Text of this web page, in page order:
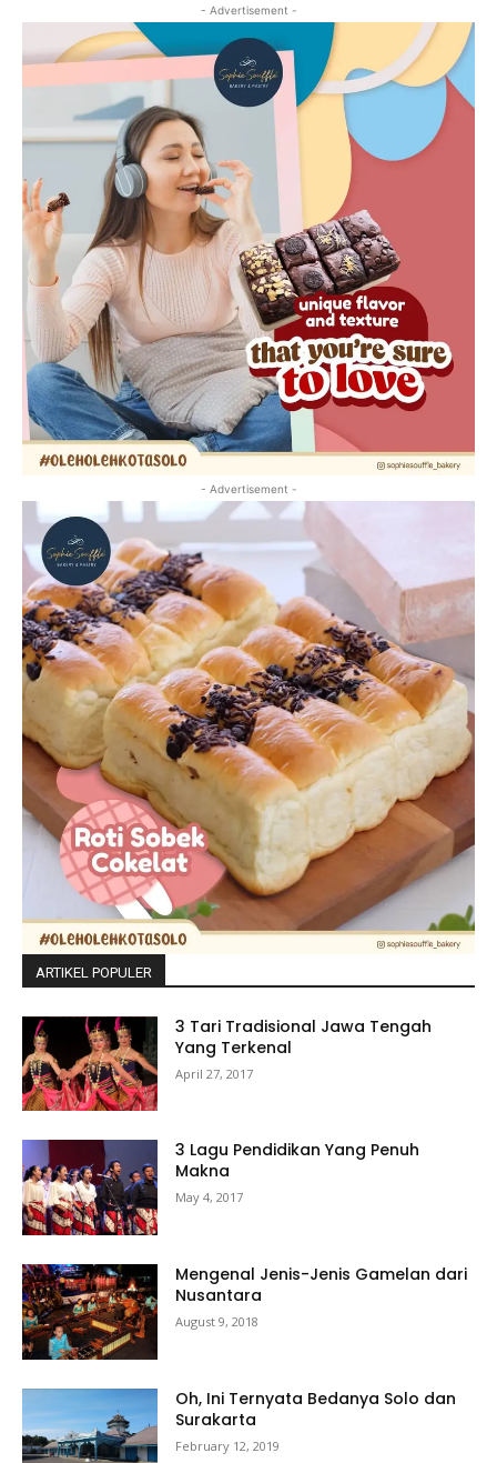
- Advertisement -
- Advertisement -
ARTIKEL POPULER
3 Tari Tradisional Jawa Tengah
Yang Terkenal
April 27, 2017
3 Lagu Pendidikan Yang Penuh
Makna
May 4, 2017
Mengenal Jenis-Jenis Gamelan dari
Nusantara
August 9, 2018
Oh, Ini Ternyata Bedanya Solo dan
Surakarta
February 12, 2019